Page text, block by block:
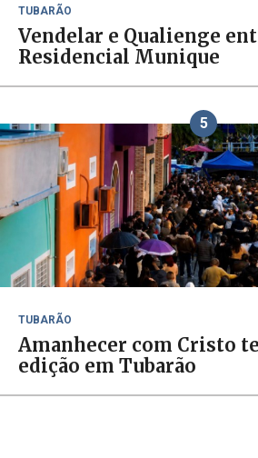
TUBARÃO
Vendelar e Qualienge
Residencial Munique
5
TUBARÃO
Amanhecer com Cristo
edição em Tubarão